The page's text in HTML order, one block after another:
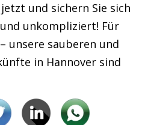
und sichern Sie sich
unkompliziert! Für
unsere sauberen und
in Hannover sind